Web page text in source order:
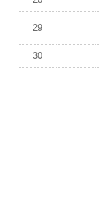
29
30